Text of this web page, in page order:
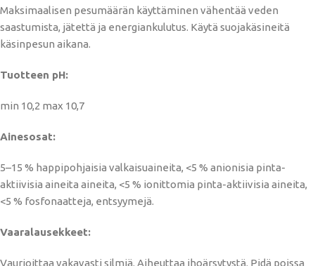
Maksimaalisen pesumäärän käyttäminen vähentää veden
saastumista, jätettä ja energiankulutus. Käytä suojakäsineitä
käsinpesun aikana.
Tuotteen pH:
min 10,2 max 10,7
Ainesosat:
5–15 % happipohjaisia ​​valkaisuaineita, <5 % anionisia pinta-
aktiivisia aineita aineita, <5 % ionittomia pinta-aktiivisia aineita,
<5 % fosfonaatteja, entsyymejä.
Vaaralausekkeet:
Vaurioittaa vakavasti silmiä. Aiheuttaa ihoärsytystä. Pidä poissa